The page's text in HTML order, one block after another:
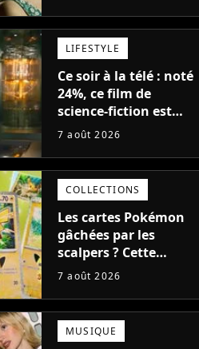
21ème siècle
LIFESTYLE
Ce soir à la télé : noté
24%, ce film de
science-fiction est
complètement raté,
encore pire à cause de
son acteur
7 août 2026
COLLECTIONS
Les cartes Pokémon
gâchées par les
scalpers ? Cette
technique géniale
ruiner les revendeurs
7 août 2026
MUSIQUE